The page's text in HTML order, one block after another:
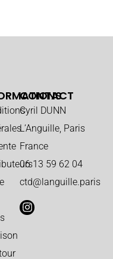
CONTACT
Cyril DUNN
L’Anguille, Paris
France
06 13 59 62 04
ctd@languille.paris